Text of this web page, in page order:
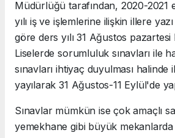
Müdürlüğü tarafından, 2020-2021
yılı iş ve işlemlerine ilişkin illere
göre ders yılı 31 Ağustos pazartesi
Liselerde sorumluluk sınavları ile
sınavları ihtiyaç duyulması halinde
yayılarak 31 Ağustos-11 Eylül'de
Sınavlar mümkün ise çok amaçlı
yemekhane gibi büyük